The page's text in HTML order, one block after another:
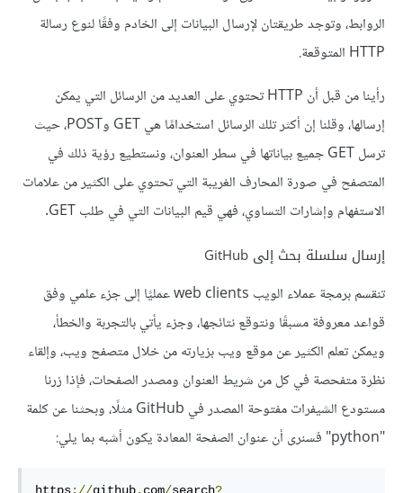
الروابط، وتوجد طريقتان لإرسال البيانات إلى الخادم وفقًا لنوع رسالة
HTTP المتوقعة.
رأينا من قبل أن HTTP تحتوي على العديد من الرسائل التي يمكن
إرسالها، وقلنا إن أكثر تلك الرسائل استخدامًا هي GET وPOST، حيث
ترسل GET جميع بياناتها في سطر العنوان، ونستطيع رؤية ذلك في
المتصفح في صورة المحارف الغريبة التي تحتوي على الكثير من علامات
الاستفهام وإشارات التساوي، فهي قيم البيانات التي في طلب GET.
إرسال سلسلة بحث إلى GitHub
تنقسم برمجة عملاء الويب web clients عمليًا إلى جزء علمي وفق
قواعد معروفة مسبقًا ونتوقع نتائجها، وجزء يأتي بالتجربة والخطأ،
ويمكن تعلم الكثير عن موقع ويب بزيارته من خلال متصفح ويب، وإلقاء
نظرة متفحصة في كل من شريط العنوان ومصدر الصفحات، فإذا زرنا
مستودع الشيفرات مفتوحة المصدر في GitHub مثلًا، وبحثنا عن كلمة
"python" فسنرى أن عنوان الصفحة المعادة يكون أشبه بما يلي: